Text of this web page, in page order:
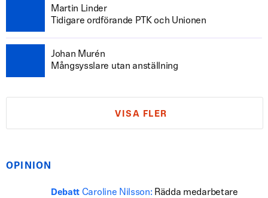
Martin Linder
Tidigare ordförande PTK och Unionen
Johan Murén
Mångsysslare utan anställning
VISA FLER
OPINION
Debatt Caroline Nilsson: Rädda medarbetare